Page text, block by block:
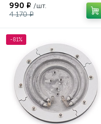
990 ₽ /шт.
4 170 ₽
-81%